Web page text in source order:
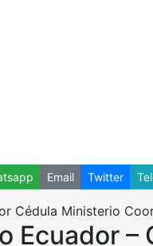
Email Twitter
Ecuador